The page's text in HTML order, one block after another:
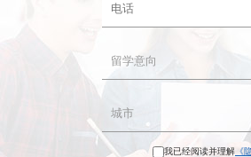
我已经阅读并理解 《